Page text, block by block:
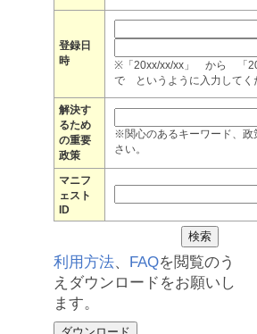
登録日
時
※「20xx/xx/xx」 から 「
で というように入力してく
解決す
るため
の重要
政策
※関心のあるキーワード、政
さい。
マニフ
ェスト
ID
利用方法、 FAQを閲覧のう
えダウンロードをお願いし
ます。